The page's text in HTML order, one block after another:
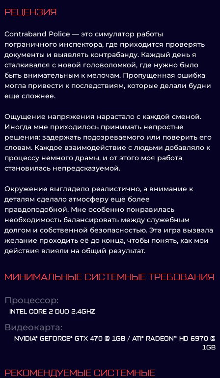
РЕЦЕНЗИЯ
Contraband Police — это симулятор работы
пограничного инспектора, где приходится проверять
документы и выявлять контрабанду. Каждый день я
сталкивался с новой головоломкой, где нужно было
быть внимательным к мелочам. Пропущенная ошибка
могла привести к последствиям, которые делали будни
еще сложнее.
Ощущение напряжения нарастало с каждой сменой.
Иногда мне приходилось принимать непростые
решения: задержать подозреваемого или поверить его
словам. Каждое взаимодействие с людьми добавляло к
процессу немного драмы, и от этого моя работа
становилась непредсказуемой.
Окружение выглядело реалистично, а внимание к
деталям сделало атмосферу ещё более
правдоподобной. Мне особенно понравилась
необходимость балансировать между служебным
долгом и собственной безопасностью. Эта игра вызвала
желание проходить её до конца, чтобы понять, как мои
действия влияли на общий результат.
МИНИМАЛЬНЫЕ СИСТЕМНЫЕ ТРЕБОВАНИЯ
Процессор:
INTEL CORE 2 DUO 2.4GHZ
Видеокарта:
NVIDIA® GEFORCE® GTX 470 @ 1GB / ATI® RADEON™ HD 6970 @
1GB
РЕКОМЕНДУЕМЫЕ СИСТЕМНЫЕ